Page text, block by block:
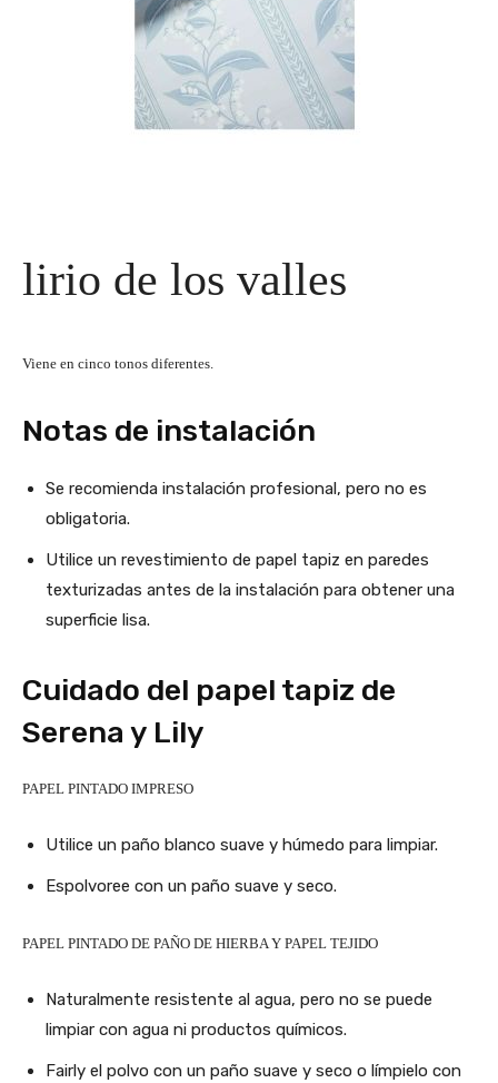
lirio de los valles
Viene en cinco tonos diferentes.
Notas de instalación
Se recomienda instalación profesional, pero no es
obligatoria.
Utilice un revestimiento de papel tapiz en paredes
texturizadas antes de la instalación para obtener una
superficie lisa.
Cuidado del papel tapiz de
Serena y Lily
PAPEL PINTADO IMPRESO
Utilice un paño blanco suave y húmedo para limpiar.
Espolvoree con un paño suave y seco.
PAPEL PINTADO DE PAÑO DE HIERBA Y PAPEL TEJIDO
Naturalmente resistente al agua, pero no se puede
limpiar con agua ni productos químicos.
Fairly el polvo con un paño suave y seco o límpielo con